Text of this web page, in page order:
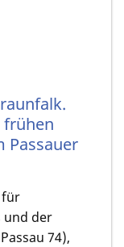
frühen
Passauer
für
und der
74),